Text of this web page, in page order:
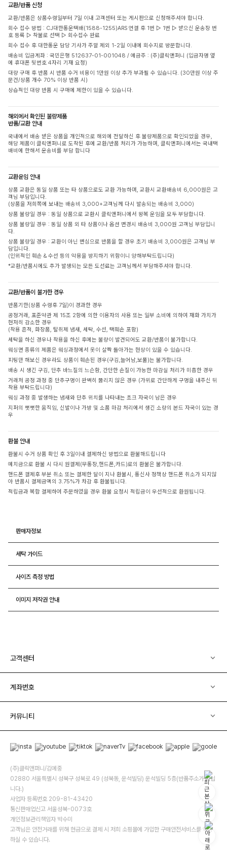
교환/반품 신청
교환/반품은 상품수령일부터 7일 이내 고객센터 또는 게시판으로 신청해주셔야 합니다.
회수 접수 방법 : CJ대한통운택배(1588-1255)ARS 연결 후 1번 ▷ 1번 ▷ 받으신 운송장 번
호 등록 ▷ 착불로 선택 ▷ 회수접수 완료
회수 접수 후 대한통운 담당 기사가 주말 제외 1-2일 이내에 회수지로 방문합니다.
배송비 입금계좌 : 국민은행 512637-01-001048 / 예금주 : (주)클릭앤퍼니 (입금자명 옆
에 휴대폰 뒷번호 4자리 기재 요청)
대량 구매 후 반품 시 반품 수거 비용이 1만원 이상 추가 부과될 수 있습니다. (30만원 이상 주
문건/상품 개수 70% 이상 반품 시)
상습적인 대량 반품 시 구매에 제한이 있을 수 있습니다.
해외에서 확인된 불량제품
반품/교환 안내
국내에서 배송 받은 상품을 개인적으로 해외에 전달하신 후 불량제품으로 확인되었을 경우,
해당 제품이 클릭앤퍼니로 도착된 후에 교환/반품 처리가 가능하며, 클릭앤퍼니에서는 국내택
배비에 한해서 운송비를 부담 합니다
교환운임 안내
상품 교환은 동일 상품 또는 타 상품으로도 교환 가능하며, 교환시 교환배송비 6,000원은 고
객님 부담입니다.
(상품을 저희쪽에 보내는 배송비 3,000+고객님께 다시 발송되는 배송비 3,000)
상품 불량일 경우 : 동일 상품으로 교환시 클릭앤퍼니에서 왕복 운임을 모두 부담합니다.
상품 불량일 경우 : 동일 상품 외 타 상품이나 옵션 변경시 배송비 3,000원 고객님 부담입니
다.
상품 불량일 경우 : 교환이 아닌 변심으로 반품을 할 경우 초기 배송비 3,000원은 고객님 부
담입니다.
(인위적인 훼손 & 수선 등의 악용을 방지하기 위함이니 양해부탁드립니다)
*교환/반품시에도 추가 발생되는 모든 도선료는 고객님께서 부담해주셔야 합니다.
교환/반품이 불가한 경우
반품기한(상품 수령후 7일)이 경과한 경우
공정거래, 표준약관 제 15조 2항에 의한 이용자의 사용 또는 일부 소비에 의하여 재화 가치가
현저히 감소한 경우
(착용 흔적, 화장품, 탈취제 냄새, 세탁, 수선, 택훼손 포함)
세탁을 하신 경우나 착용을 하신 후에는 불량이 발견되어도 교환/반품이 불가합니다.
워싱면 종류의 제품은 워싱과정에서 옷이 살짝 돌아가는 현상이 있을 수 있습니다.
피팅만 해보신 경우라도 상품이 훼손된 경우(구김,늘어남,보풀)는 불가합니다.
배송 시 생긴 구김, 단추 바느질의 느슨함, 간단한 손질이 가능한 마감실 처리가 미흡한 경우
거래처 공정 과정 중 단추구멍이 완벽히 뚫리지 않은 경우 (가위로 간단하게 구멍을 내주신 뒤
착용 부탁드립니다)
워싱 과정 중 발생하는 냄새와 단추 위치를 나타내는 초크 자국이 남은 경우
지퍼의 뻣뻣한 움직임, 신발이나 가방 및 소품 마감 처리에서 생긴 소량의 본드 자국이 있는 경
우
환불 안내
환불시 수거 상품 확인 후 3일이내 결제하신 방법으로 환불해드립니다
예치금으로 환불 시 다시 원결제(무통장,핸드폰,카드)로의 환불은 불가합니다.
핸드폰 결제후 부분 취소 또는 결제한 달이 지나 환불시, 통신사 정책상 핸드폰 취소가 되지않
아 반품시 결제금액의 3.75%가 차감 후 환불됩니다.
적립금과 복합 결제하여 주문하였을 경우 환불 요청시 적립금이 우선적으로 환원됩니다.
판매자정보
세탁 가이드
사이즈 측정 방법
이미지 저작권 안내
고객센터
계좌번호
커뮤니티
(주)클릭앤퍼니/김예중
02880 서울특별시 성북구 성북로 49 (성북동, 운석빌딩) 운석빌딩 5층(반품주소가 아닙
니다.)
사업자 등록번호 209-81-43420
통신판매업신고 서울성북-0073호
개인정보관리책임자 박수미
고객님은 안전거래를 위해 현금으로 결제 시 저희 소핑몰에 가입한 구매안전서비스를 이용
하실 수 있습니다.